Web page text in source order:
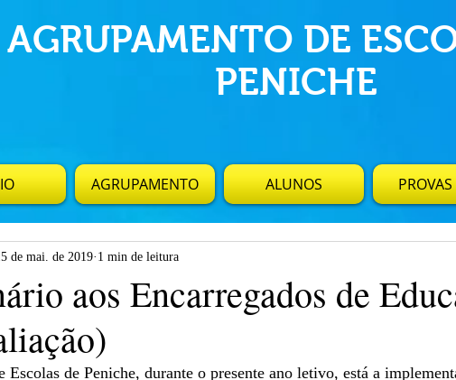
AGRUPAMENTO DE
PENICHE
AGRUPAMENTO ALUNOS
aos Encarregados de
de mai. de 2019 1 min de leitura